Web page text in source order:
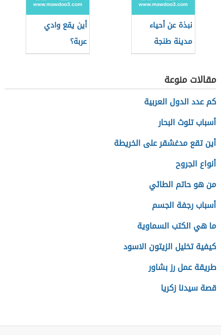
نبذة عن أحياء
مدينة طنجة
أين يقع وادي
عربة؟
مقالات منوعة
كم عدد الدول العربية
أسباب تلوث البحار
أين تقع مدغشقر على الخريطة
أنواع الجروح
من هو حاتم الطائي
أسباب رجفة الجسم
ما هي الكتب السماوية
كيفية تخليل الزيتون الاسود
طريقة عمل رز بشاور
قصة سيدنا زكريا